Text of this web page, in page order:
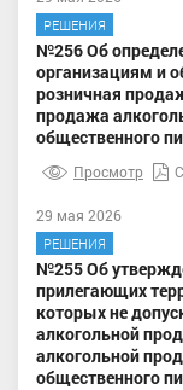
РЕШЕНИЯ
№256 Об
организациям и
розничная
продажа
общественного
Просмотр
29 мая 2026
РЕШЕНИЯ
№255 Об
прилегающих
которых не
алкогольной
алкогольной
общественного